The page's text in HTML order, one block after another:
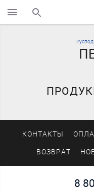
поиск по каталогу
КОНТАКТЫ
ВОЗВРАТ
8